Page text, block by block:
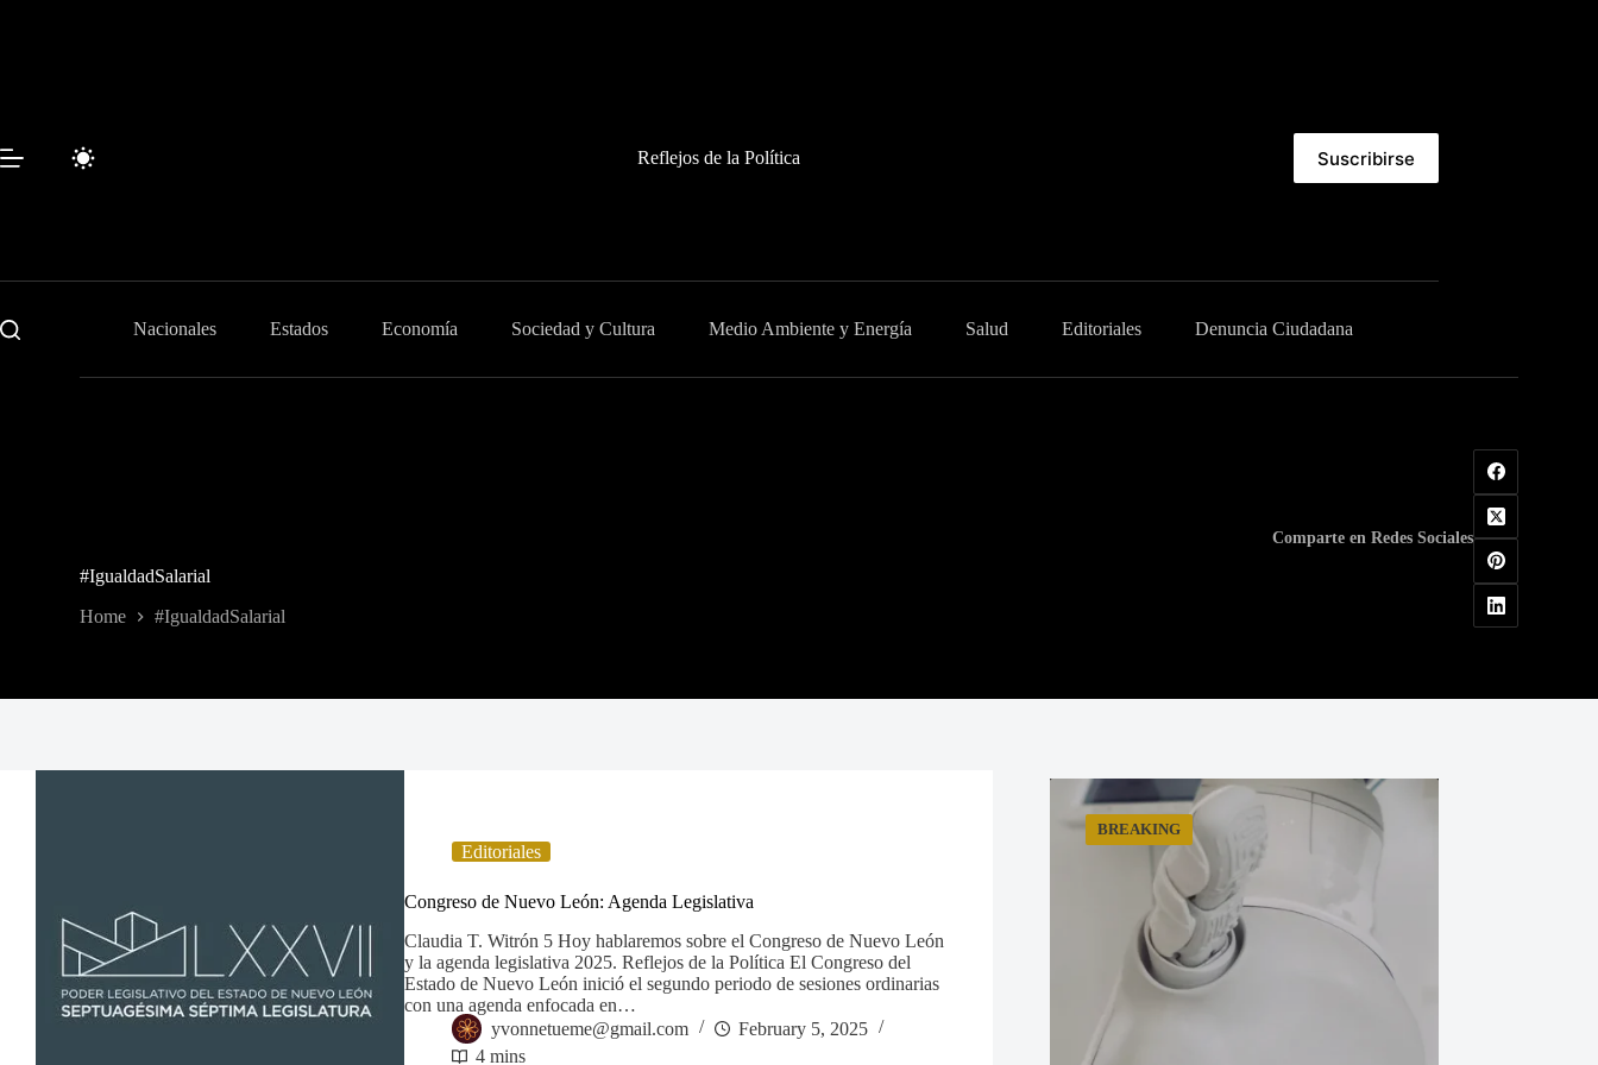
Reflejos de la Política Suscribirse
Nacionales Estados Economía Sociedad y Cultura Medio Ambiente y Energía Salud Editoriales Denuncia Ciudadana
#IgualdadSalarial
Home #IgualdadSalarial
Comparte en Redes Sociales
Editoriales
Congreso de Nuevo León: Agenda Legislativa
Claudia T. Witrón 5 Hoy hablaremos sobre el Congreso de Nuevo León
y la agenda legislativa 2025. Reflejos de la Política El Congreso del
Estado de Nuevo León inició el segundo periodo de sesiones ordinarias
con una agenda enfocada en…
yvonnetueme@gmail.com
February 5, 2025
4 mins
BREAKING